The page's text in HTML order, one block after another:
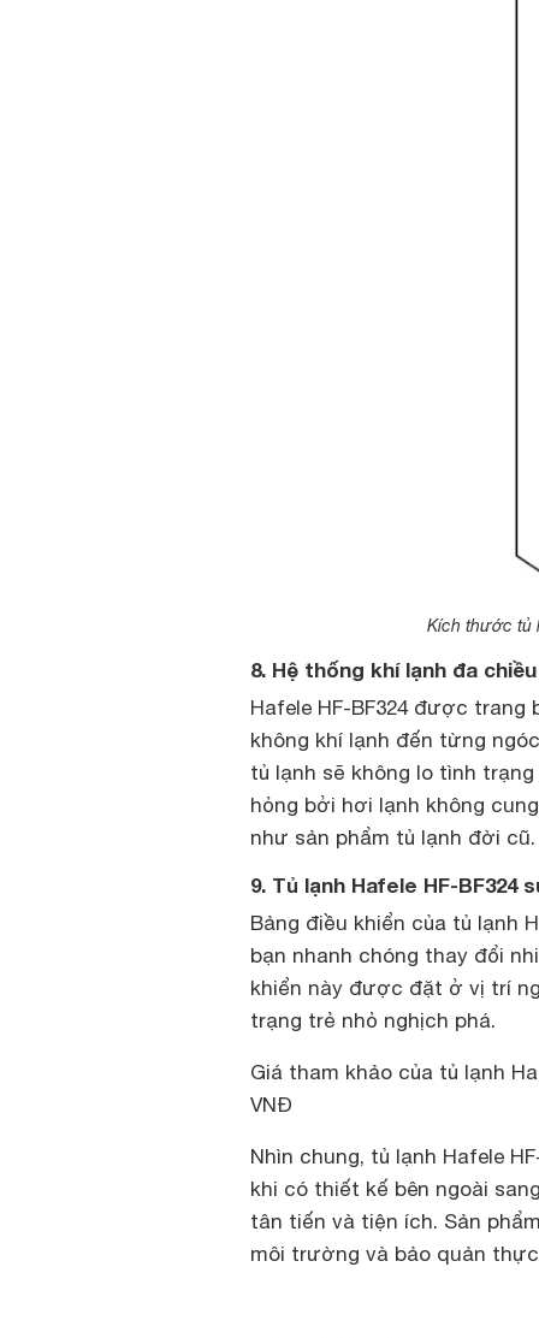
Kích thước tủ
8. Hệ thống khí lạnh đa chiều
Hafele HF-BF324 được
không khí lạnh đến từng
tủ lạnh sẽ không lo tình
hỏng bởi hơi lạnh không
như sản phẩm tủ lạnh đời cũ.
9. Tủ lạnh Hafele HF-
Bảng điều khiển của tủ lạnh
bạn nhanh chóng thay đổi
khiển này được đặt ở vị trí
trạng trẻ nhỏ nghịch phá.
Giá tham khảo của tủ lạnh
VNĐ
Nhìn chung, tủ lạnh Hafele
khi có thiết kế bên ngoài
tân tiến và tiện ích. Sản
môi trường và bảo quản